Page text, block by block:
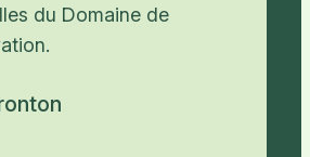
du Domaine de